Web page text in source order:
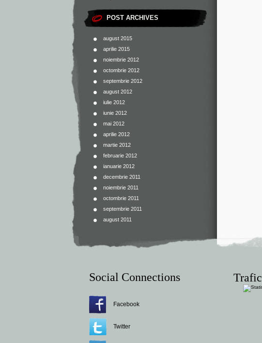
POST ARCHIVES
august 2015
aprilie 2015
noiembrie 2012
octombrie 2012
septembrie 2012
august 2012
iulie 2012
iunie 2012
mai 2012
aprilie 2012
martie 2012
februarie 2012
ianuarie 2012
decembrie 2011
noiembrie 2011
octombrie 2011
septembrie 2011
august 2011
Social Connections
Facebook
Twitter
Trafic